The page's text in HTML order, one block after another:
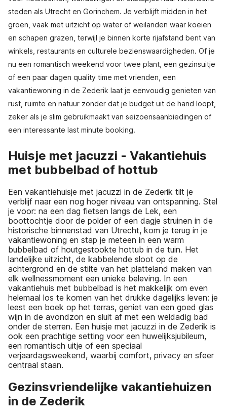
steden als Utrecht en Gorinchem. Je verblijft midden in het
groen, vaak met uitzicht op water of weilanden waar koeien
en schapen grazen, terwijl je binnen korte rijafstand bent van
winkels, restaurants en culturele bezienswaardigheden. Of je
nu een romantisch weekend voor twee plant, een gezinsuitje
of een paar dagen quality time met vrienden, een
vakantiewoning in de Zederik laat je eenvoudig genieten van
rust, ruimte en natuur zonder dat je budget uit de hand loopt,
zeker als je slim gebruikmaakt van seizoensaanbiedingen of
een interessante last minute booking.
Huisje met jacuzzi - Vakantiehuis
met bubbelbad of hottub
Een vakantiehuisje met jacuzzi in de Zederik tilt je
verblijf naar een nog hoger niveau van ontspanning. Stel
je voor: na een dag fietsen langs de Lek, een
boottochtje door de polder of een dagje struinen in de
historische binnenstad van Utrecht, kom je terug in je
vakantiewoning en stap je meteen in een warm
bubbelbad of houtgestookte hottub in de tuin. Het
landelijke uitzicht, de kabbelende sloot op de
achtergrond en de stilte van het platteland maken van
elk wellnessmoment een unieke beleving. In een
vakantiehuis met bubbelbad is het makkelijk om even
helemaal los te komen van het drukke dagelijks leven: je
leest een boek op het terras, geniet van een goed glas
wijn in de avondzon en sluit af met een weldadig bad
onder de sterren. Een huisje met jacuzzi in de Zederik is
ook een prachtige setting voor een huwelijksjubileum,
een romantisch uitje of een speciaal
verjaardagsweekend, waarbij comfort, privacy en sfeer
centraal staan.
Gezinsvriendelijke vakantiehuizen
in de Zederik